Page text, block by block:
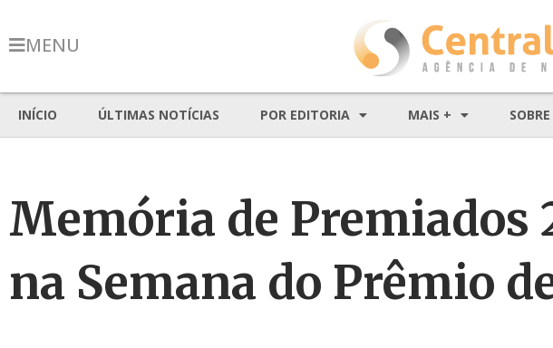
MENU
INÍCIO ÚLTIMAS NOTÍCIAS POR EDITORIA MAIS + SOBRE
Memória de Premiados
na Semana do Prêmio